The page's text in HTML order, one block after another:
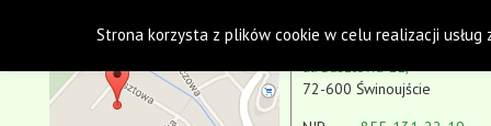
Koło w Świnoujściu
ul. Basztowa 11,
72-600 Świnoujście
Strona korzysta z plików cookie w celu realizacji usług